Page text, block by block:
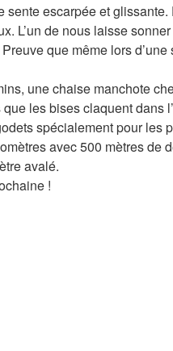
sente escarpée et
L’un de nous laisse
que même lors
une chaise manchote
les bises claquent dans
spécialement pour les
avec 500 mètres de
avalé.
!